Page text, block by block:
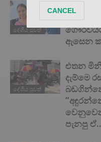
දේශිය පුවත්
බලවතූන්
ඇසෙන
දේශිය පුවත්
එතන
දැම්මෙ
පැනපු